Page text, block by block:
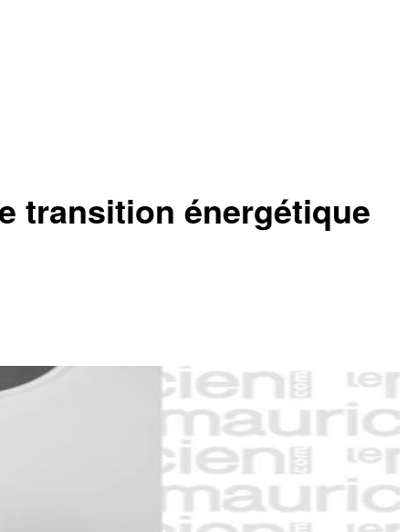
transition énergétique